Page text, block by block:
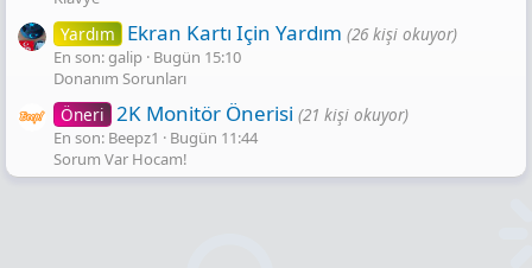
Yardım Ekran Kartı Için Yardım (26 kişi okuyor)
En son: galip Bugün 15:10
Donanım Sorunları
Öneri 2K Monitör Önerisi (21 kişi okuyor)
En son: Beepz1
Bugün 11:44
Sorum Var Hocam!